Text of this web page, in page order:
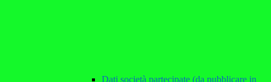
Dati società partecipate (da pubblicare in